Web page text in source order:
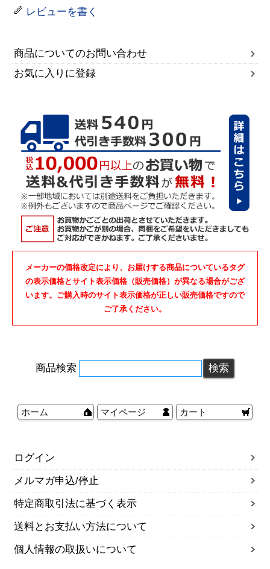
レビューを書く
商品についてのお問い合わせ
お気に入りに登録
メーカーの価格改定により、お届けする商品についているタグ
の表示価格とサイト表示価格（販売価格）が異なる場合がござ
います。ご購入時のサイト表示価格が正しい販売価格ですので
ご了承ください。
商品検索
ホーム マイページ カート
ログイン
メルマガ申込/停止
特定商取引法に基づく表示
送料とお支払い方法について
個人情報の取扱いについて